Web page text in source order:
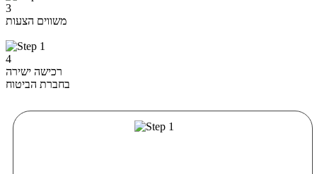
3
משווים הצעות
4
רכישה ישירה
בחברת הביטוח